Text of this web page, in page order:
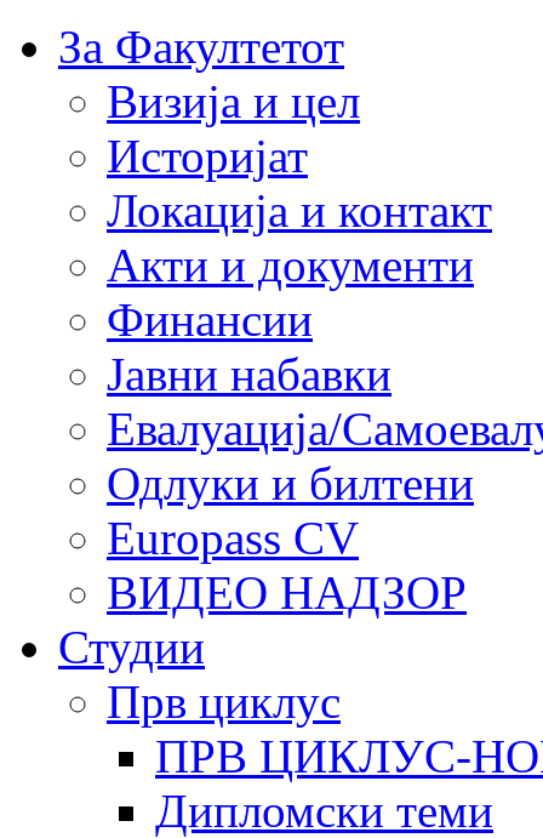
За Факултетот
Визија и цел
Историјат
Локација и контакт
Акти и документи
Финансии
Јавни набавки
Евалуација/
Одлуки и билтени
Europass CV
ВИДЕО НАДЗОР
Студии
Прв циклус
ПРВ ЦИКЛУС-
Дипломски теми